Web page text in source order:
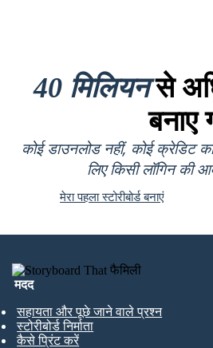
40 मिलियनसे
बनाए
कोई डाउनलोड नहीं, कोई क्रेडिट
लिए किसी लॉगिन की
मेरा पहला स्टोरीबोर्ड बनाएं
मदद
सहायता और पूछे जाने वाले प्रश्न
स्टोरीबोर्ड निर्माता
कैसे प्रिंट करें